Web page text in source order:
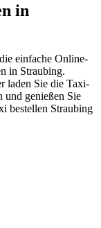
in
einfache Online-
in Straubing.
laden Sie die Taxi-
und genießen Sie
bestellen Straubing